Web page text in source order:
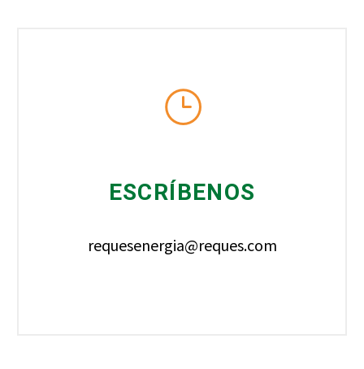
ESCRÍBENOS
requesenergia@reques.com